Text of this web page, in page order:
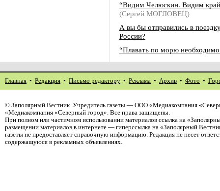
“Видим Челюскин. Видим
(Сергей МОГЛОВЕЦ)
А вы бы отправились в
России?
“Плавать по морю
Главная • Редакция • Письмо редактору • Реклама • Архив • Фото •
© Заполярный Вестник. Учредитель газеты — ООО «Медиакомпания
«Медиакомпания «Северный город». Все права защищены.
При полном или частичном использовании материалов ссылка на
размещении материалов в интернете — гиперссылка на «Заполярный
газеты не предоставляет справочную информацию. Редакция не несет
содержащуюся в рекламных объявлениях.